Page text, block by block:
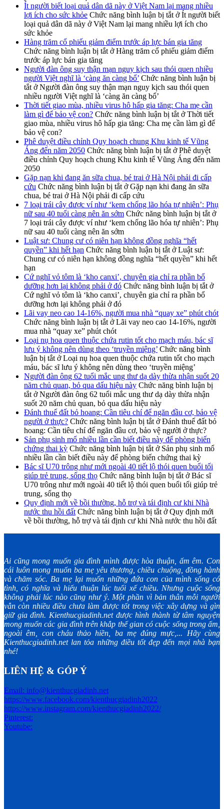
Ít người biết loại quả dân dã này ở Việt Nam lại mang nhiều
lợi ích cho sức khỏe Chức năng bình luận bị tắt ở Ít người biết
loại quả dân dã này ở Việt Nam lại mang nhiều lợi ích cho
sức khỏe
Hàng trăm cổ phiếu giảm điểm trước áp lực bán gia tăng
Chức năng bình luận bị tắt ở Hàng trăm cổ phiếu giảm điểm
trước áp lực bán gia tăng
Người đàn ông suy thận mạn nguy kịch sau thói quen nhiều
người Việt nghĩ là ‘càng ăn càng bổ’ Chức năng bình luận bị
tắt ở Người đàn ông suy thận mạn nguy kịch sau thói quen
nhiều người Việt nghĩ là ‘càng ăn càng bổ’
Thời tiết giao mùa, nhiều virus hô hấp gia tăng: Cha mẹ cần
làm gì để bảo vệ con? Chức năng bình luận bị tắt ở Thời tiết
giao mùa, nhiều virus hô hấp gia tăng: Cha mẹ cần làm gì để
bảo vệ con?
Phê duyệt điều chỉnh Quy hoạch chung Khu kinh tế Vũng
Áng đến năm 2050 Chức năng bình luận bị tắt ở Phê duyệt
điều chỉnh Quy hoạch chung Khu kinh tế Vũng Áng đến năm
2050
Gặp nạn khi đang ăn sữa chua, bé trai ở Hà Nội phải đi cấp
cứu Chức năng bình luận bị tắt ở Gặp nạn khi đang ăn sữa
chua, bé trai ở Hà Nội phải đi cấp cứu
7 loại trái cây được ví như ‘kem chống lão hóa tự nhiên’: Phụ
nữ sau 40 tuổi càng nên ăn sớm Chức năng bình luận bị tắt ở
7 loại trái cây được ví như ‘kem chống lão hóa tự nhiên’: Phụ
nữ sau 40 tuổi càng nên ăn sớm
Luật sư: Chung cư có niên hạn không đồng nghĩa “hết
quyền” khi hết hạn Chức năng bình luận bị tắt ở Luật sư:
Chung cư có niên hạn không đồng nghĩa “hết quyền” khi hết
hạn
Cứ nghĩ vỏ tôm là ‘kho canxi’, chuyên gia chỉ ra phần bổ
dưỡng hơn lại không phải ở đó Chức năng bình luận bị tắt ở
Cứ nghĩ vỏ tôm là ‘kho canxi’, chuyên gia chỉ ra phần bổ
dưỡng hơn lại không phải ở đó
Lãi vay neo cao 14-16%, người mua nhà “quay xe” phút chót
Chức năng bình luận bị tắt ở Lãi vay neo cao 14-16%, người
mua nhà “quay xe” phút chót
Loại nụ hoa quen thuộc chứa rutin tốt cho mạch máu, bác sĩ
lưu ý không nên dùng theo ‘truyền miệng’ Chức năng bình
luận bị tắt ở Loại nụ hoa quen thuộc chứa rutin tốt cho mạch
máu, bác sĩ lưu ý không nên dùng theo ‘truyền miệng’
Người đàn ông 62 tuổi mắc ung thư dạ dày thừa nhận suốt 20
năm chủ quan, bỏ qua dấu hiệu này Chức năng bình luận bị
tắt ở Người đàn ông 62 tuổi mắc ung thư dạ dày thừa nhận
suốt 20 năm chủ quan, bỏ qua dấu hiệu này
Đánh thuế đất bỏ hoang: Cần tiêu chí để ngăn đầu cơ, bảo vệ
người ở thực? Chức năng bình luận bị tắt ở Đánh thuế đất bỏ
hoang: Cần tiêu chí để ngăn đầu cơ, bảo vệ người ở thực?
Sản phụ sinh mổ nhiều lần cần biết điều này để phòng biến
chứng thai kỳ Chức năng bình luận bị tắt ở Sản phụ sinh mổ
nhiều lần cần biết điều này để phòng biến chứng thai kỳ
Bác sĩ U70 trông như mới ngoài 40 tiết lộ thói quen buổi tối
giúp trẻ trung, sống thọ Chức năng bình luận bị tắt ở Bác sĩ
U70 trông như mới ngoài 40 tiết lộ thói quen buổi tối giúp trẻ
trung, sống thọ
Quy định mới về bồi thường, hỗ trợ và tái định cư khi Nhà
nước thu hồi đất Chức năng bình luận bị tắt ở Quy định mới
về bồi thường, hỗ trợ và tái định cư khi Nhà nước thu hồi đất
Ai cũng mong muốn gia đình mình được hòa thuận, ấm êm. Con
cái luôn mong muốn ba mẹ yêu thương, chiều chuộng, đồng hành
và chăm sóc. Ba mẹ lại muốn những đứa con của mình sống có
tình, có nghĩa và hiếu thuận lúc tuổi xế chiều. Nhưng cuộc sống
không phải lúc nào cũng như ý. Một phần vì bản thân mỗi người
vẫn còn nhiều điều chưa làm được tốt trong việc xây dựng và gìn
giữ gia đình. Kienthucgiadinh.net được hình thành từ tâm nguyện
mong muốn các gia đình trên khắp thế gian có cuộc sống trong ấm,
ngoài êm, con cháu thảo hiền, ba mẹ đúng mực,... Hãy cùng
Kienthucgiadinh.net lan tỏa những điều tốt đẹp đến mọi nhà bạn
nhé!
LIÊN HỆ & GÓP Ý
Email: info@kienthucgiadinh.net
https://www.facebook.com/kienthucgiadinh2022
https://www.instagram.com/kienthucgiadinh2022/
Pinterest:
Youtube: